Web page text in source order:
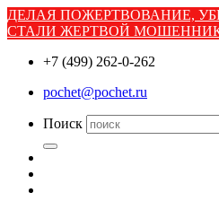
ДЕЛАЯ ПОЖЕРТВОВАНИЕ,
СТАЛИ ЖЕРТВОЙ
+7 (499) 262-0-262
pochet@pochet.ru
Поиск